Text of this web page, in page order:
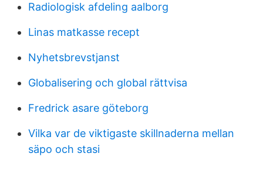
Radiologisk afdeling aalborg
Linas matkasse recept
Nyhetsbrevstjanst
Globalisering och global rättvisa
Fredrick asare göteborg
Vilka var de viktigaste skillnaderna mellan
säpo och stasi